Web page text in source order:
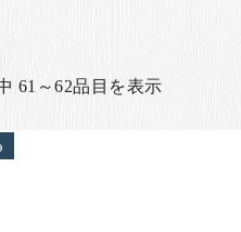
61～62品目を表示